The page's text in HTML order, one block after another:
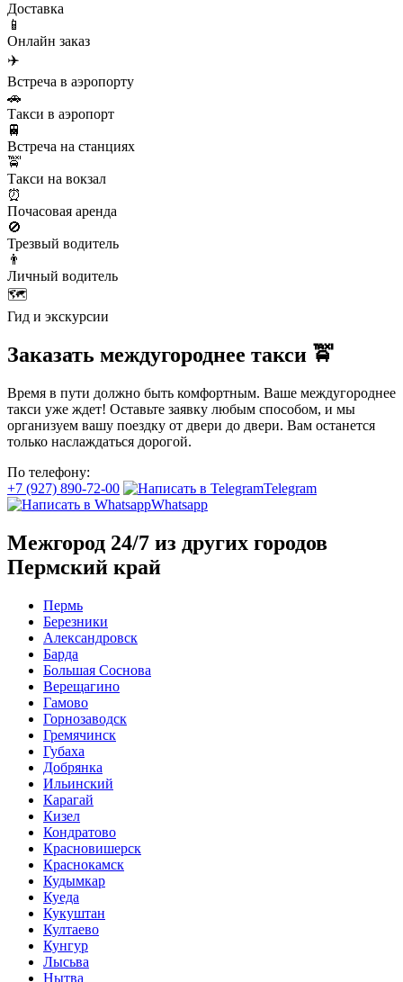
Доставка
📱
Онлайн заказ
✈️
Встреча в аэропорту
🚗
Такси в аэропорт
🚆
Встреча на станциях
🚖
Такси на вокзал
⏰
Почасовая аренда
🚫
Трезвый водитель
👨
Личный водитель
🗺️
Гид и экскурсии
Заказать междугороднее такси 🚖
Время в пути должно быть комфортным. Ваше междугороднее
такси уже ждет! Оставьте заявку любым способом, и мы
организуем вашу поездку от двери до двери. Вам останется
только наслаждаться дорогой.
По телефону:
+7 (927) 890-72-00
Telegram
Whatsapp
Межгород 24/7 из других городов
Пермский край
Пермь
Березники
Александровск
Барда
Большая Соснова
Верещагино
Гамово
Горнозаводск
Гремячинск
Губаха
Добрянка
Ильинский
Карагай
Кизел
Кондратово
Красновишерск
Краснокамск
Кудымкар
Куеда
Кукуштан
Култаево
Кунгур
Лысьва
Нытва